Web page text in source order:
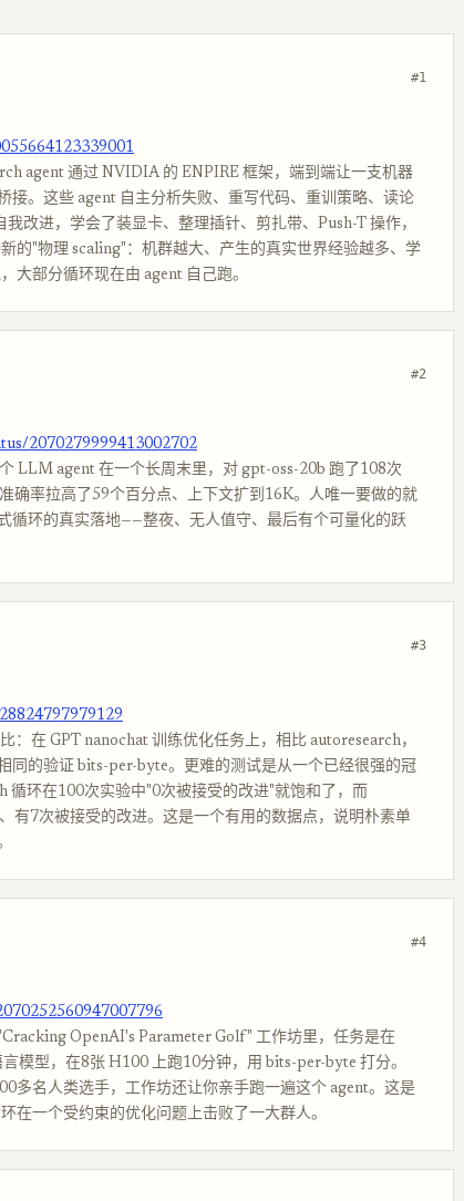
#1
agent 通过 NVIDIA 的 ENPIRE 框架，端到端让一支机器
接。这些 agent 自主分析失败、重写代码、重训策略、读论
改进，学会了装显卡、整理插针、剪扎带、Push-T 操作，
的"物理 scaling"：机群越大、产生的真实世界经验越多、学
大部分循环现在由 agent 自己跑。
#2
2070279999413002702
LLM agent 在一个长周末里，对 gpt-oss-20b 跑了108次
确率拉高了59个百分点、上下文扩到16K。人唯一要做的就
循环的真实落地——整夜、无人值守、最后有个可量化的跃
#3
：在 GPT nanochat 训练优化任务上，相比 autoresearch，
同的验证 bits-per-byte。更难的测试是从一个已经很强的冠
循环在100次实验中"0次被接受的改进"就饱和了，而
有7次被接受的改进。这是一个有用的数据点，说明朴素单
#4
OpenAI's Parameter Golf" 工作坊里，任务是在
模型，在8张 H100 上跑10分钟，用 bits-per-byte 打分。
多名人类选手，工作坊还让你亲手跑一遍这个 agent。这是
在一个受约束的优化问题上击败了一大群人。